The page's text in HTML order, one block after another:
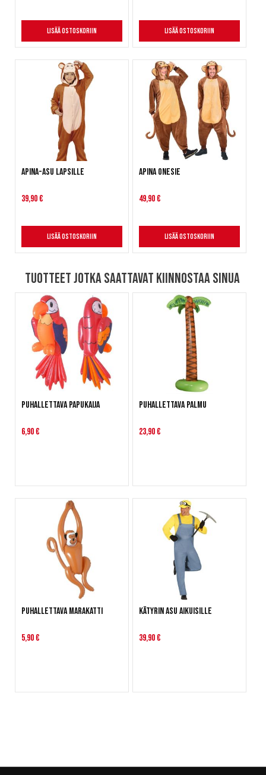
Lisää ostoskoriin Lisää ostoskoriin
Apina-asu lapsille
39,90 €
Lisää ostoskoriin
Apina onesie
49,90 €
Lisää ostoskoriin
Tuotteet jotka saattavat kiinnostaa sinua
Puhallettava Papukaija
6,90 €
Puhallettava palmu
23,90 €
Puhallettava marakatti
5,90 €
Kätyrin asu aikuisille
39,90 €